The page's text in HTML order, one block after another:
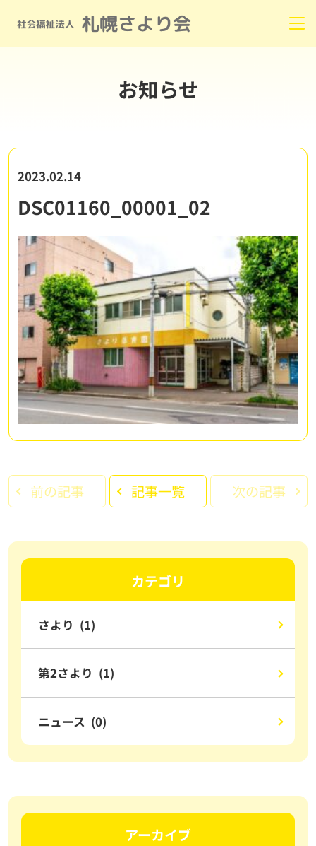
お知らせ
2023.02.14
DSC01160_00001_02
前の記事 記事一覧 次の記事
カテゴリ
さより (1)
第2さより (1)
ニュース (0)
アーカイブ